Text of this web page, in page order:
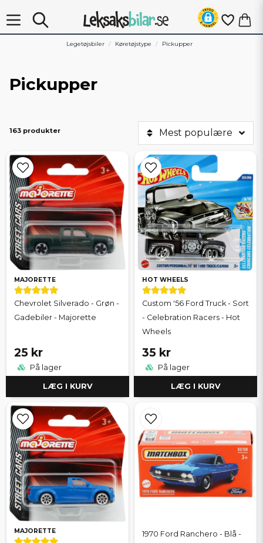
Legetøjsbiler Køretøjstype Pickupper
Pickupper
163 produkter Mest populære
MAJORETTE
Chevrolet Silverado - Grøn -
Gadebiler - Majorette
25 kr
På lager
LÆG I KURV
HOT WHEELS
Custom '56 Ford Truck - Sort
- Celebration Racers - Hot
Wheels
35 kr
På lager
LÆG I KURV
MAJORETTE
1970 Ford Ranchero - Blå -